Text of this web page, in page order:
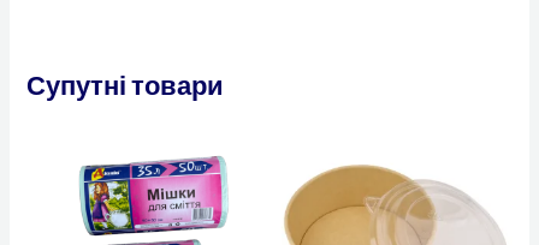
Супутні товари